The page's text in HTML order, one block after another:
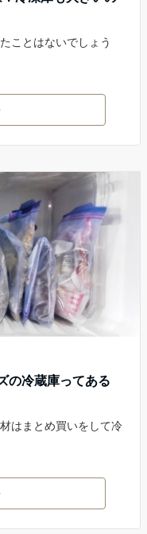
ことはないでしょう
の冷蔵庫ってある
はまとめ買いをして冷